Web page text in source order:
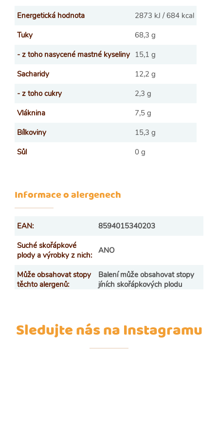
Energetická hodnota
2873 kJ / 684 kcal
Tuky
68,3 g
- z toho nasycené mastné kyseliny 15,1 g
Sacharidy
12,2 g
- z toho cukry
2,3 g
Vláknina
7,5 g
Bílkoviny
15,3 g
Sůl
0 g
Informace o alergenech
EAN:
8594015340203
Suché skořápkové
plody a výrobky z nich: ANO
Může obsahovat stopy
těchto alergenů:
Balení může obsahovat stopy
jíních skořápkových plodu
Sledujte nás na Instagramu